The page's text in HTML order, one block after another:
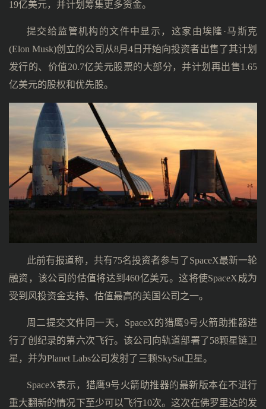
19亿美元，并计划筹集更多资金。
提交给监管机构的文件中显示，这家由埃隆·马斯克
(Elon Musk)创立的公司从8月4日开始向投资者出售了其计划
发行的、价值20.7亿美元股票的大部分，并计划再出售1.65
亿美元的股权和优先股。
此前有报道称，共有75名投资者参与了SpaceX最新一轮
融资，该公司的估值将达到460亿美元。这将使SpaceX成为
受到风投资金支持、估值最高的美国公司之一。
周二提交文件同一天，SpaceX的猎鹰9号火箭助推器进
行了创纪录的第六次飞行。该公司向轨道部署了58颗星链卫
星，并为Planet Labs公司发射了三颗SkySat卫星。
SpaceX表示，猎鹰9号火箭助推器的最新版本在不进行
重大翻新的情况下至少可以飞行10次。这次在佛罗里达的发